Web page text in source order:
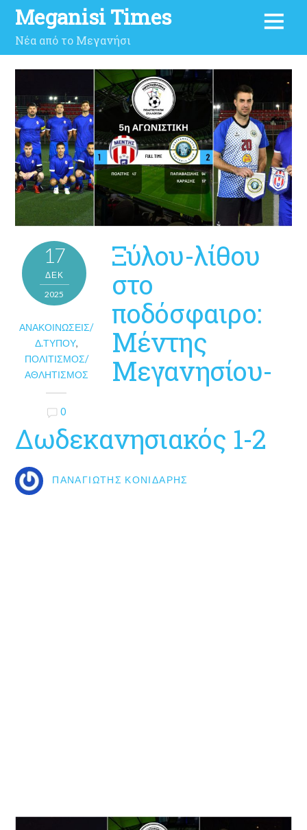
Meganisi Times
Νέα από το Μεγανήσι
17
ΔΕΚ
2025
ΑΝΑΚΟΙΝΏΣΕΙΣ/
Δ.ΤΎΠΟΥ,
ΠΟΛΙΤΙΣΜΌΣ/
ΑΘΛΗΤΙΣΜΌΣ
0
Ξύλου-λίθου
στο
ποδόσφαιρο:
Μέντης
Μεγανησίου-
Δωδεκανησιακός 1-2
ΠΑΝΑΓΙΏΤΗΣ ΚΟΝΙΔΆΡΗΣ